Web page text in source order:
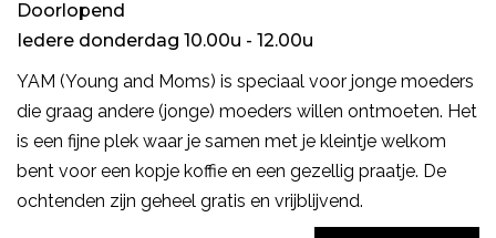
Doorlopend
Iedere donderdag 10.00u - 12.00u
YAM (Young and Moms) is speciaal voor jonge moeders
die graag andere (jonge) moeders willen ontmoeten. Het
is een fijne plek waar je samen met je kleintje welkom
bent voor een kopje koffie en een gezellig praatje. De
ochtenden zijn geheel gratis en vrijblijvend.